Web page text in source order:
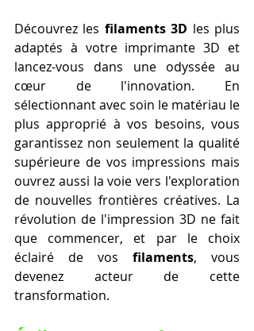
Découvrez les filaments 3D les plus
adaptés à votre imprimante 3D et
lancez-vous dans une odyssée au
cœur de l'innovation. En
sélectionnant avec soin le matériau le
plus approprié à vos besoins, vous
garantissez non seulement la qualité
supérieure de vos impressions mais
ouvrez aussi la voie vers l'exploration
de nouvelles frontières créatives. La
révolution de l'impression 3D ne fait
que commencer, et par le choix
éclairé de vos filaments, vous
devenez acteur de cette
transformation.